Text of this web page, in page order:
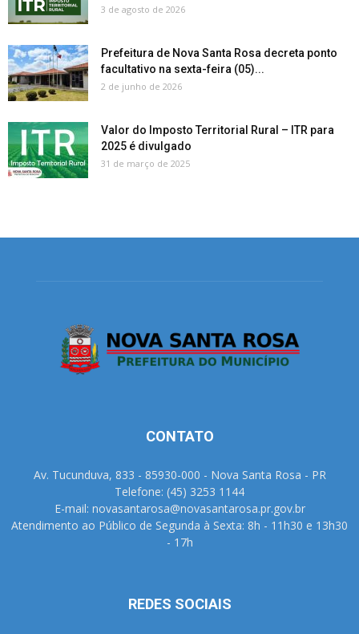
3 de agosto de 2026
Prefeitura de Nova Santa Rosa decreta ponto
facultativo na sexta-feira (05)...
2 de junho de 2026
Valor do Imposto Territorial Rural – ITR para
2025 é divulgado
31 de março de 2025
CONTATO
Av. Tucunduva, 833 - 85930-000 - Nova Santa Rosa - PR
Telefone: (45) 3253 1144
E-mail: novasantarosa@novasantarosa.pr.gov.br
Atendimento ao Público de Segunda à Sexta: 8h - 11h30 e 13h30
- 17h
REDES SOCIAIS